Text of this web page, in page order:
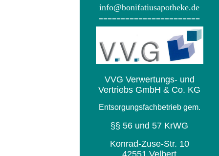
info@bonifatiusapotheke.de
=======================
VVG Verwertungs- und
Vertriebs GmbH & Co. KG
Entsorgungsfachbetrieb gem.
§§ 56 und 57 KrWG
Konrad-Zuse-Str. 10
42551 Velbert